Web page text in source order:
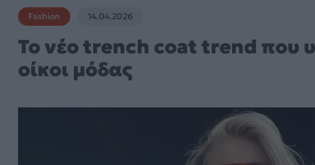
Fashion 14.04.2026
Το νέο trench coat trend που
οίκοι μόδας